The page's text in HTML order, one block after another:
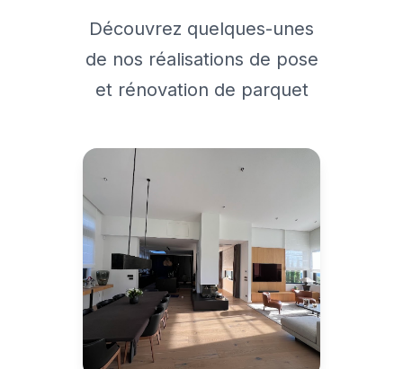
Découvrez quelques-unes
de nos réalisations de pose
et rénovation de parquet